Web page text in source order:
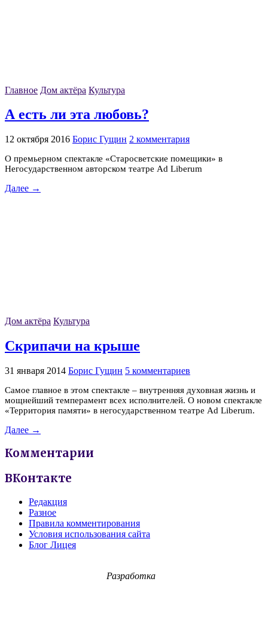
Главное Дом актёра Культура
А есть ли эта любовь?
12 октября 2016 Борис Гущин 2 комментария
О премьерном спектакле «Старосветские помещики» в
Негосударственном авторском театре Ad Liberum
Далее →
Дом актёра Культура
Скрипачи на крыше
31 января 2014 Борис Гущин 5 комментариев
Самое главное в этом спектакле – внутренняя духовная жизнь и
мощнейший темперамент всех исполнителей. О новом спектакле
«Территория памяти» в негосударственном театре Ad Liberum.
Далее →
Комментарии
ВКонтакте
Редакция
Разное
Правила комментирования
Условия использования сайта
Блог Лицея
Разработка